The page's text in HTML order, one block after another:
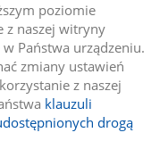
poziomie
z naszej witryny
w Państwa urządzeniu.
zmiany ustawień
z naszej
klauzuli
drogą